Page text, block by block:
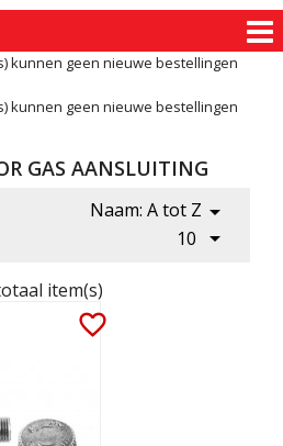
kunnen geen nieuwe bestellingen
kunnen geen nieuwe bestellingen
GAS AANSLUITING
Naam: A tot Z 
10 
item(s)
favorite_border